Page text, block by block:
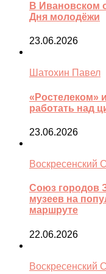
В Ивановском
Дня молодёжи
23.06.2026
Шатохин Павел
«Ростелеком»
работать над
23.06.2026
Воскресенский
Союз городов
музеев на
маршруте
22.06.2026
Воскресенский